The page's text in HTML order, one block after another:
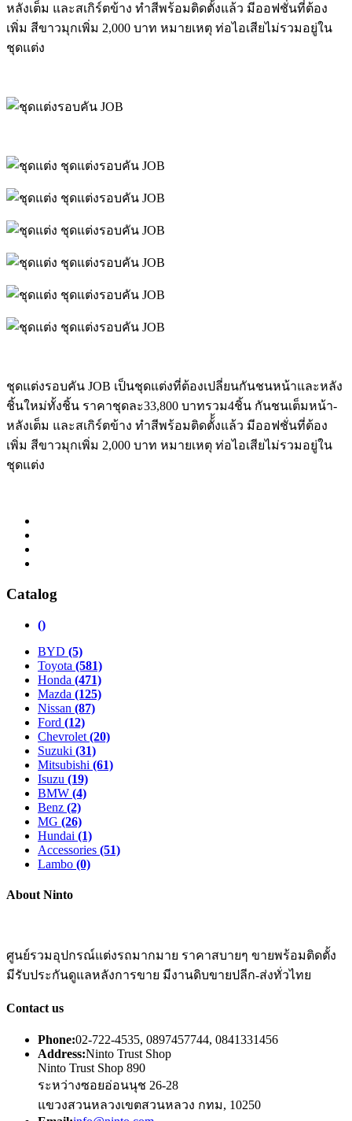
หลังเต็ม และสเกิร์ตข้าง ทำสีพร้อมติดตั้้งแล้ว มีออฟชั่นที่ต้อง
เพิ่ม สีขาวมุกเพิ่ม 2,000 บาท หมายเหตุ ท่อไอเสียไม่รวมอยู่ใน
ชุดแต่ง
ชุดแต่งรอบคัน JOB เป็นชุดแต่งที่ต้องเปลี่ยนกันชนหน้าและหลัง
ชิ้นใหม่ทั้งชิ้น ราคาชุดละ33,800 บาทรวม4ชิ้น กันชนเต็มหน้า-
หลังเต็ม และสเกิร์ตข้าง ทำสีพร้อมติดตั้้งแล้ว มีออฟชั่นที่ต้อง
เพิ่ม สีขาวมุกเพิ่ม 2,000 บาท หมายเหตุ ท่อไอเสียไม่รวมอยู่ใน
ชุดแต่ง
Catalog
()
BYD (5)
Toyota (581)
Honda (471)
Mazda (125)
Nissan (87)
Ford (12)
Chevrolet (20)
Suzuki (31)
Mitsubishi (61)
Isuzu (19)
BMW (4)
Benz (2)
MG (26)
Hundai (1)
Accessories (51)
Lambo (0)
About Ninto
ศูนย์รวมอุปกรณ์แต่งรถมากมาย ราคาสบายๆ ขายพร้อมติดตั้ง
มีรับประกันดูแลหลังการขาย มีงานดิบขายปลีก-ส่งทั่วไทย
Contact us
Phone:02-722-4535, 0897457744, 0841331456
Address:Ninto Trust Shop
Ninto Trust Shop 890
ระหว่างซอยอ่อนนุช 26-28
แขวงสวนหลวงเขตสวนหลวง กทม, 10250